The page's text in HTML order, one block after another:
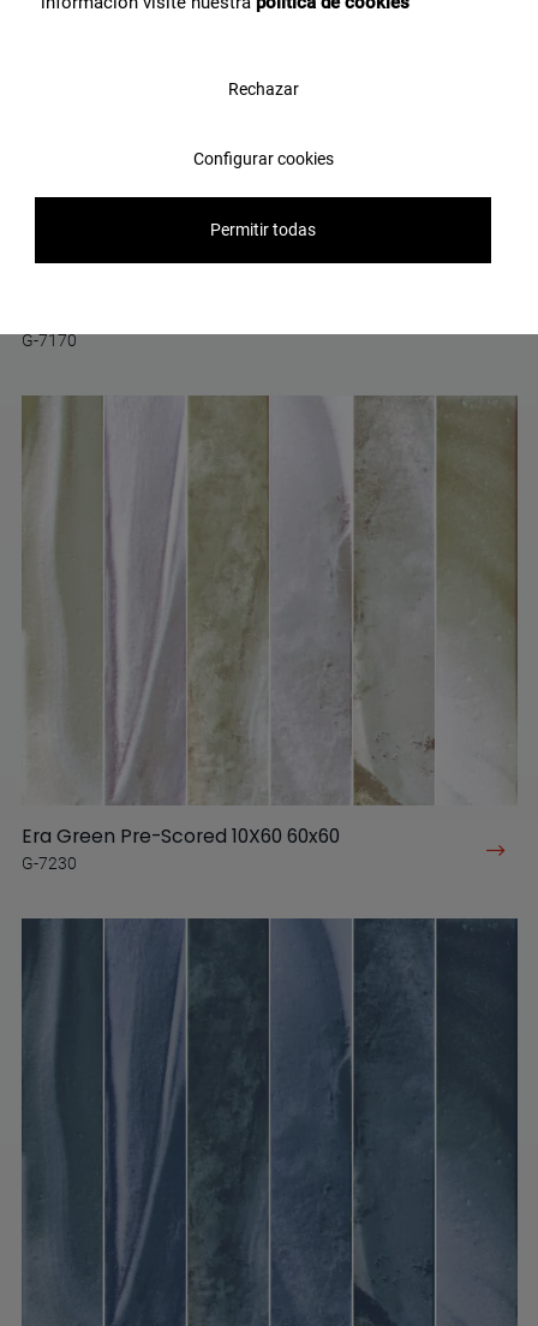
G-7170
Era Green Pre-Scored 10X60 60x60
G-7230
Rechazar
Configurar cookies
Permitir todas